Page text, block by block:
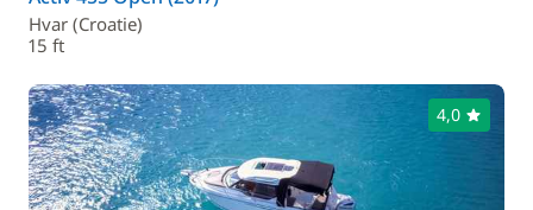
Hvar (Croatie)
15 ft
4,0